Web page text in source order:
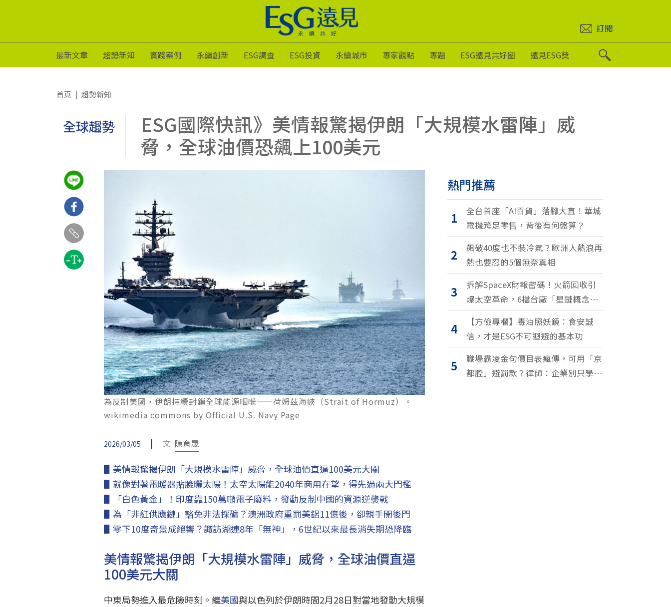
訂閱
最新文章 趨勢新知 實踐案例 永續創新 ESG調查 ESG投資 永續城市 專家觀點 專題 ESG遠見共好圈 遠見ESG獎
首頁 趨勢新知
全球趨勢
ESG國際快訊》美情報驚揭伊朗「大規模水雷陣」威
脅，全球油價恐飆上100美元
為反制美國，伊朗持續封鎖全球能源咽喉——荷姆茲海峽（Strait of Hormuz）。
wikimedia commons by Official U.S. Navy Page
2026/03/05 | 文 陳育晟
▋美情報驚揭伊朗「大規模水雷陣」威脅，全球油價直逼100美元大關
▋就像對著電暖器貼臉曬太陽！太空太陽能2040年商用在望，得先過兩大門檻
▋「白色黃金」！印度靠150萬噸電子廢料，發動反制中國的資源逆襲戰
▋為「非紅供應鏈」豁免非法採礦？澳洲政府重罰美鋁11億後，卻親手開後門
▋零下10度奇景成絕響？諏訪湖連8年「無神」，6世紀以來最長消失期恐降臨
美情報驚揭伊朗「大規模水雷陣」威脅，全球油價直逼
100美元大關
中東局勢進入最危險時刻。繼美國與以色列於伊朗時間2月28日對當地發動大規模
熱門推薦
1
全台首座「AI百貨」落腳大直！華城
電機跨足零售，背後有何盤算？
2
飆破40度也不裝冷氣？歐洲人熱浪再
熱也要忍的5個無奈真相
3
拆解SpaceX財報密碼！火箭回收引
爆太空革命，6檔台廠「星鏈概念
股」搶紅利
4
【方儉專欄】毒油照妖鏡：食安誠
信，才是ESG不可迴避的基本功
5
職場霸凌金句價目表瘋傳，可用「京
都腔」避罰款？律師：企業別只學安